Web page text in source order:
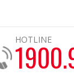
HOTLINE